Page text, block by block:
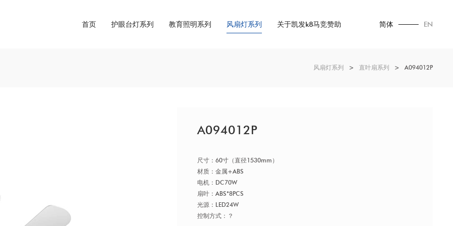
首页 护眼台灯系列 教育照明系列 风扇灯系列 关于凯发k8马竞赞助 简体 EN
风扇灯系列 > 直叶扇系列 > A094012P
A094012P
尺寸：60寸（直径1530mm）
材质：金属+ABS
电机：DC70W
扇叶：ABS*8PCS
光源：LED24W
控制方式：？